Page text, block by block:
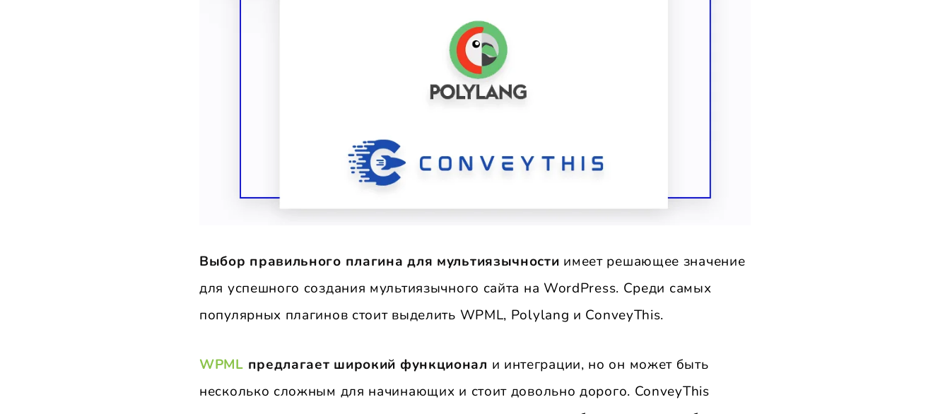
Выбор правильного плагина для мультиязычности имеет решающее значение
для успешного создания мультиязычного сайта на WordPress. Среди самых
популярных плагинов стоит выделить WPML, Polylang и ConveyThis.
WPML предлагает широкий функционал и интеграции, но он может быть
несколько сложным для начинающих и стоит довольно дорого. ConveyThis